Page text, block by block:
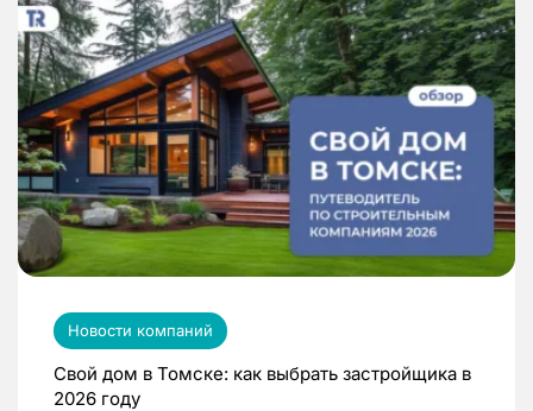
Новости компаний
Свой дом в Томске: как выбрать застройщика в
2026 году